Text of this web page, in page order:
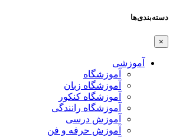
دسته‌بندی‌ها
×
آموزشی
آموزشگاه
آموزشگاه زبان
آموزشگاه کنکور
آموزشگاه رانندگی
آموزش درسی
آموزش حرفه و فن